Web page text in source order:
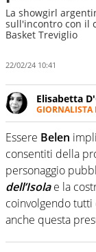
La showgirl
sull'incontro con il
Basket Treviglio
22/02/24 10:41
Elisabetta
GIORNALISTA
Giornalista
personale e
suoi
nell'ambito
destra, oggi
una
Essere Belen
consentiti della
personaggio
dell’Isolae la
coinvolgendo tutti
anche questa